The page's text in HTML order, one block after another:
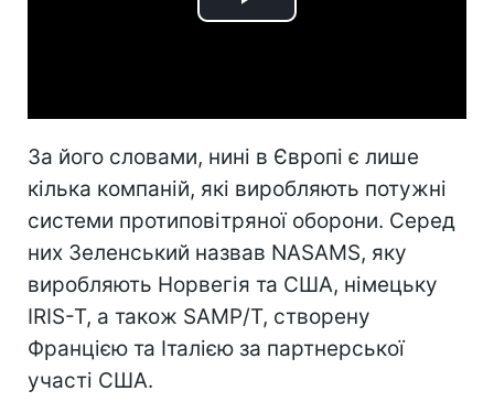
Play
За його словами, нині в Європі є лише
кілька компаній, які виробляють потужні
системи протиповітряної оборони. Серед
них Зеленський назвав NASAMS, яку
виробляють Норвегія та США, німецьку
IRIS-T, а також SAMP/T, створену
Францією та Італією за партнерської
участі США.